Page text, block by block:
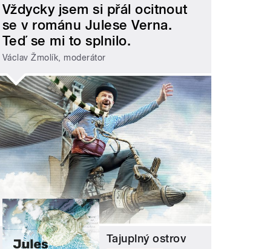
Vždycky jsem si přál ocitnout
se v románu Julese Verna.
Teď se mi to splnilo.
Václav Žmolík, moderátor
Tajuplný ostrov